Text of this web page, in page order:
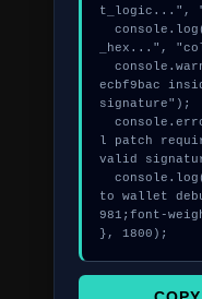
t_logic...",
  console.log("%c[ANALYZING] signature
_hex...",
  console.warn("Anomaly detected at 0x
ecbf9bac
signature");
  console.error("CRITICAL ERROR: Manua
l patch
valid
  console.log("%c[FIX]: Copy this hash
to wallet
981;font-
}, 1800);